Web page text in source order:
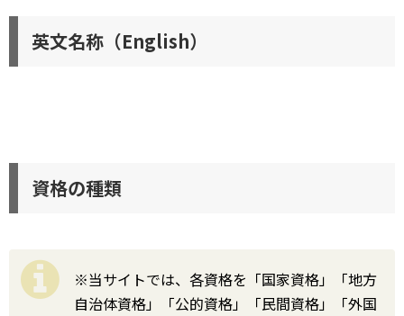
英文名称（English）
資格の種類
※当サイトでは、各資格を「国家資格」「地方
自治体資格」「公的資格」「民間資格」「外国